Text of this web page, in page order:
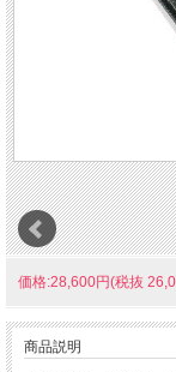
価格:28,600円(税抜
商品説明